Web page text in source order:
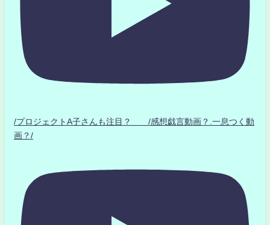
/プロジェクトA子さんも注目？ /感想戯言動画？.一息つく動
画？/